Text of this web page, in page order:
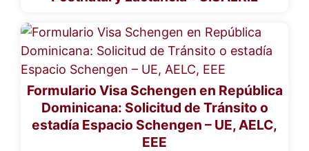
Formulario Visa Schengen en República
Dominicana: Solicitud de Tránsito o
estadía Espacio Schengen – UE, AELC,
EEE